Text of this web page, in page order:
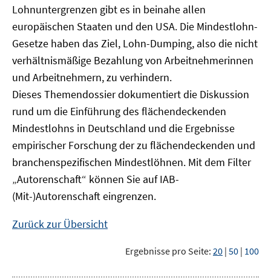
Lohnuntergrenzen gibt es in beinahe allen
europäischen Staaten und den USA. Die Mindestlohn-
Gesetze haben das Ziel, Lohn-Dumping, also die nicht
verhältnismäßige Bezahlung von Arbeitnehmerinnen
und Arbeitnehmern, zu verhindern.
Dieses Themendossier dokumentiert die Diskussion
rund um die Einführung des flächendeckenden
Mindestlohns in Deutschland und die Ergebnisse
empirischer Forschung der zu flächendeckenden und
branchenspezifischen Mindestlöhnen. Mit dem Filter
„Autorenschaft“ können Sie auf IAB-
(Mit-)Autorenschaft eingrenzen.
Zurück zur Übersicht
Ergebnisse pro Seite: 20 | 50 | 100